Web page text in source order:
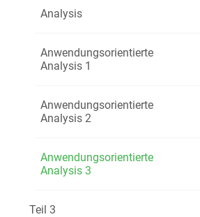
Analysis
Anwendungsorientierte
Analysis 1
Anwendungsorientierte
Analysis 2
Anwendungsorientierte
Analysis 3
Teil 3